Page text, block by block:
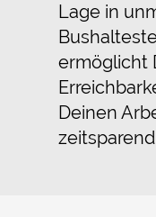
Lage in
ermöglicht
Deinen